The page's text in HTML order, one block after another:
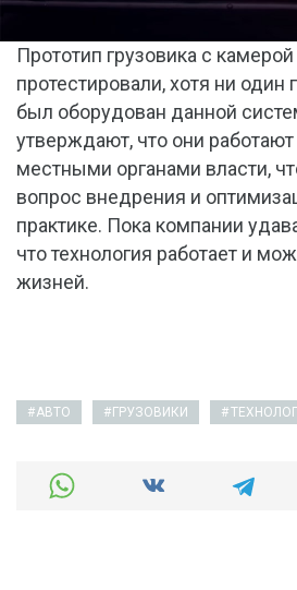
Прототип грузовика с
протестировали, хотя ни один
был оборудован данной
утверждают, что они
местными органами власти,
вопрос внедрения и
практике. Пока компании
что технология работает и
жизней.
АВТО ГРУЗОВИКИ